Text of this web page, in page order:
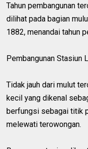
Tahun pembangunan
dilihat pada bagian
1882, menandai tahun
Pembangunan Stasiun
Tidak jauh dari mulut
kecil yang dikenal
berfungsi sebagai titik
melewati terowongan.